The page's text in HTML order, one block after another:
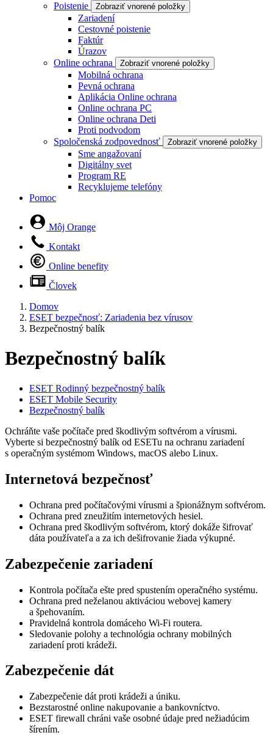
Poistenie
Zobraziť vnorené položky
Zariadení
Cestovné poistenie
Faktúr
Úrazov
Online ochrana
Zobraziť vnorené položky
Mobilná ochrana
Pevná ochrana
Aplikácia Online ochrana
Online ochrana PC
Online ochrana Deti
Proti podvodom
Spoločenská zodpovednosť
Zobraziť vnorené položky
Sme angažovaní
Digitálny svet
Program RE
Recyklujeme telefóny
Pomoc
Môj Orange
Kontakt
Online benefity
Človek
Domov
ESET bezpečnosť: Zariadenia bez vírusov
Bezpečnostný balík
Bezpečnostný balík
ESET Rodinný bezpečnostný balík
ESET Mobile Security
Bezpečnostný balík
Ochráňte vaše počítače pred škodlivým softvérom a vírusmi.
Vyberte si bezpečnostný balík od ESETu na ochranu zariadení
s operačným systémom Windows, macOS alebo Linux.
Internetová bezpečnosť
Ochrana pred počítačovými vírusmi a špionážnym softvérom.
Ochrana pred zneužitím internetových hesiel.
Ochrana pred škodlivým softvérom, ktorý dokáže šifrovať
dáta používateľa a za ich dešifrovanie žiada výkupné.
Zabezpečenie zariadení
Kontrola počítača ešte pred spustením operačného systému.
Ochrana pred neželanou aktiváciou webovej kamery
a špehovaním.
Pravidelná kontrola domáceho Wi-Fi routera.
Sledovanie polohy a technológia ochrany mobilných
zariadení proti krádeži.
Zabezpečenie dát
Zabezpečenie dát proti krádeži a úniku.
Bezstarostné online nakupovanie a bankovníctvo.
ESET firewall chráni vaše osobné údaje pred nežiadúcim
šírením.